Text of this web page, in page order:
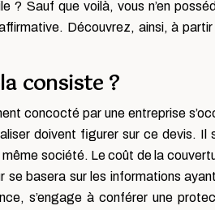
? Sauf que voilà, vous n’en
Découvrez, ainsi, à
consiste ?
concocté par une entreprise
doivent figurer sur ce devis.
société. Le coût de la
basera sur les informations
s’engage à conférer une